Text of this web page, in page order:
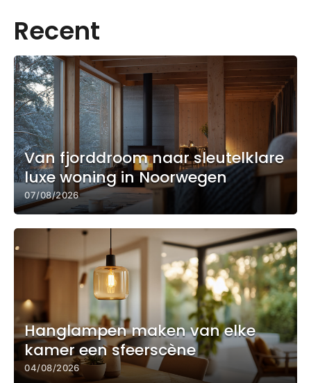
Recent
Van fjorddroom naar sleutelklare
luxe woning in Noorwegen
07/08/2026
Hanglampen maken van elke
kamer een sfeerscène
04/08/2026